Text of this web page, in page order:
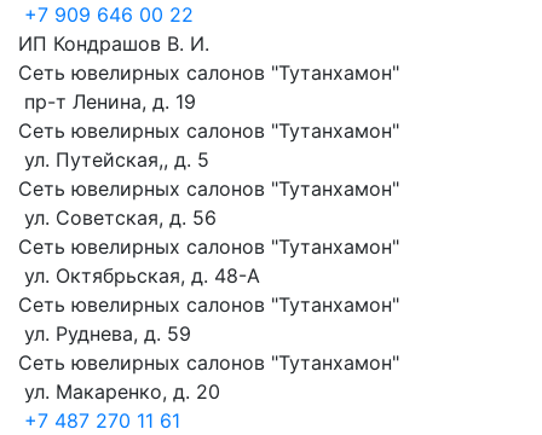
+7 909 646 00 22
ИП Кондрашов В. И.
Сеть ювелирных салонов "Тутанхамон"
пр-т Ленина, д. 19
Сеть ювелирных салонов "Тутанхамон"
ул. Путейская,, д. 5
Сеть ювелирных салонов "Тутанхамон"
ул. Советская, д. 56
Сеть ювелирных салонов "Тутанхамон"
ул. Октябрьская, д. 48-А
Сеть ювелирных салонов "Тутанхамон"
ул. Руднева, д. 59
Сеть ювелирных салонов "Тутанхамон"
ул. Макаренко, д. 20
+7 487 270 11 61